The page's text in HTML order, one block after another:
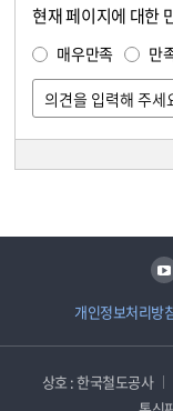
현재 페이지에 대한
매우만족 만
개인정보처리방
유튜브
상호 : 한국철도공사